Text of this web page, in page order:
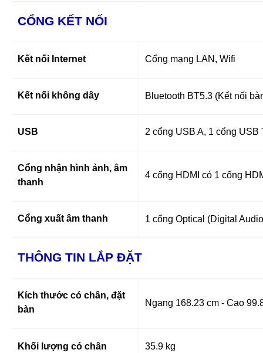
CỔNG KẾT NỐI
Kết nối Internet Cổng mạng LAN, Wifi
Kết nối không dây Bluetooth BT5.3 (Kết nối
USB 2 cổng USB A, 1 cổng USB
Cổng nhận hình ảnh, âm
thanh
4 cổng HDMI có 1 cổng
Cổng xuất âm thanh 1 cổng Optical (Digital
THÔNG TIN LẮP ĐẶT
Kích thước có chân, đặt
bàn
Ngang 168.23 cm - Cao
Khối lượng có chân 35.9 kg